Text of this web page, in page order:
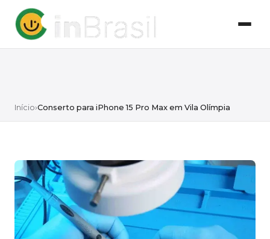
Início›Conserto para iPhone 15 Pro Max em Vila Olímpia